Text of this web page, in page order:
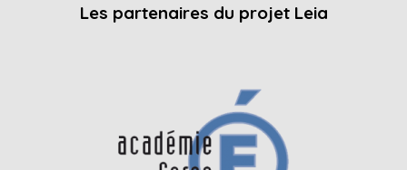
Les partenaires du projet Leia